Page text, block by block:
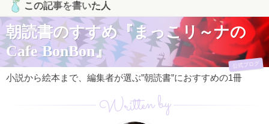
この記事を書いた人
朝読書のすすめ『まっこリ～ナの
Cafe BonBon』
公式ブログ
小説から絵本まで、編集者が選ぶ”朝読書”におすすめの1冊
Written by